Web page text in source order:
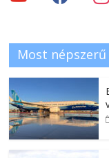
Most népszerű